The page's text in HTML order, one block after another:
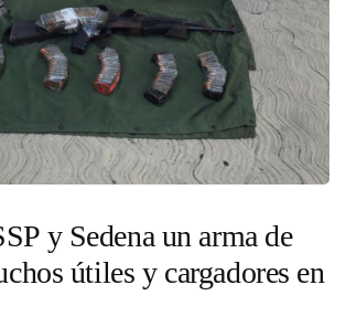
y Sedena un arma de
útiles y cargadores en